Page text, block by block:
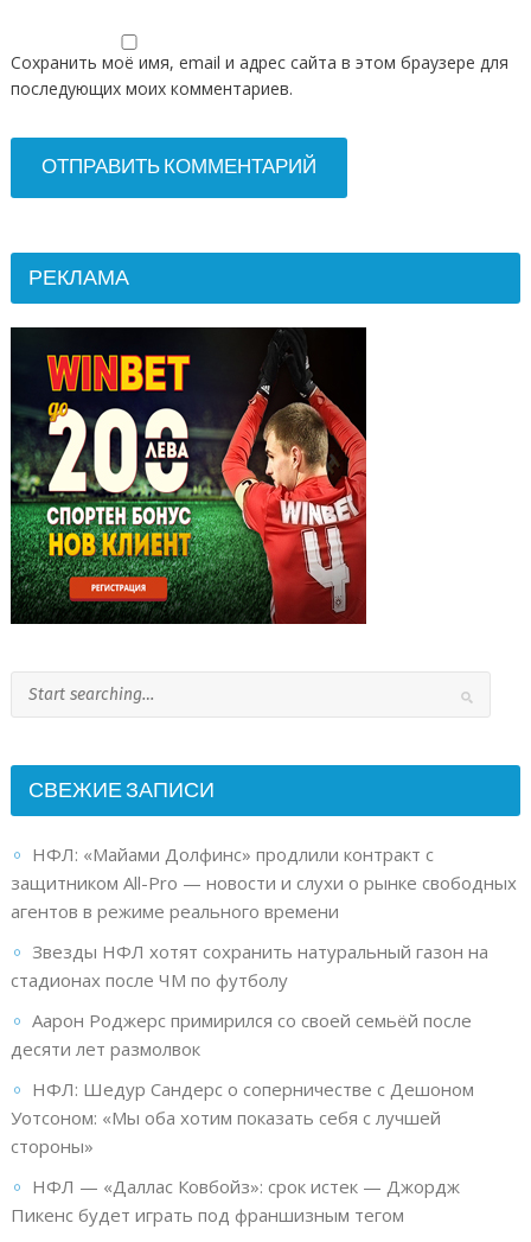
Сохранить моё имя, email и адрес сайта в этом браузере для
последующих моих комментариев.
РЕКЛАМА
СВЕЖИЕ ЗАПИСИ
НФЛ: «Майами Долфинс» продлили контракт с
защитником All-Pro — новости и слухи о рынке свободных
агентов в режиме реального времени
Звезды НФЛ хотят сохранить натуральный газон на
стадионах после ЧМ по футболу
Аарон Роджерс примирился со своей семьёй после
десяти лет размолвок
НФЛ: Шедур Сандерс о соперничестве с Дешоном
Уотсоном: «Мы оба хотим показать себя с лучшей
стороны»
НФЛ — «Даллас Ковбойз»: срок истек — Джордж
Пикенс будет играть под франшизным тегом